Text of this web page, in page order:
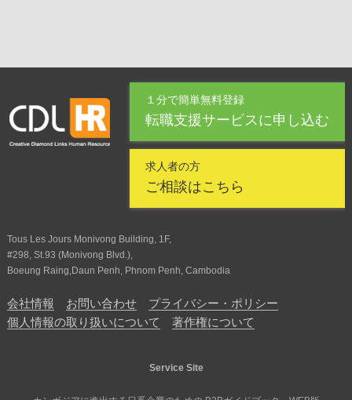
１分で簡単無料登録
転職支援サービスに申し込む
求人者の方
ご相談はこちら
Tous Les Jours Monivong Building, 1F,
#298, St.93 (Monivong Blvd.),
Boeung Raing,Daun Penh, Phnom Penh, Cambodia
会社情報 お問い合わせ
プライバシー・ポリシー
個人情報の取り扱いについて
著作権について
Service Site